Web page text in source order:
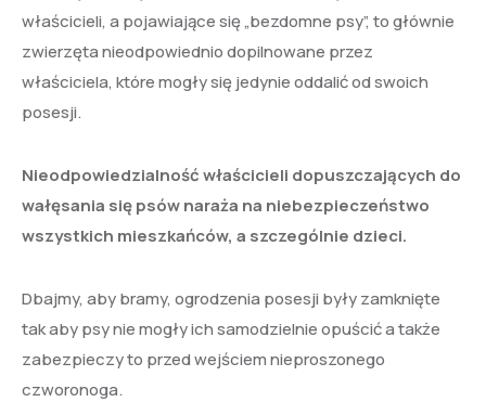
właścicieli, a pojawiające się „bezdomne psy”, to głównie
zwierzęta nieodpowiednio dopilnowane przez
właściciela, które mogły się jedynie oddalić od swoich
posesji.
Nieodpowiedzialność właścicieli dopuszczających do
wałęsania się psów naraża na niebezpieczeństwo
wszystkich mieszkańców, a szczególnie dzieci.
Dbajmy, aby bramy, ogrodzenia posesji były zamknięte
tak aby psy nie mogły ich samodzielnie opuścić a także
zabezpieczy to przed wejściem nieproszonego
czworonoga.